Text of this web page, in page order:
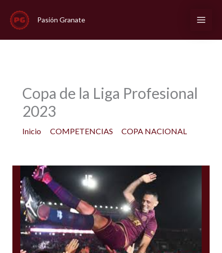
contenido
Pasión Granate
Copa de la Liga Profesional
2023
Inicio COMPETENCIAS
COPA NACIONAL